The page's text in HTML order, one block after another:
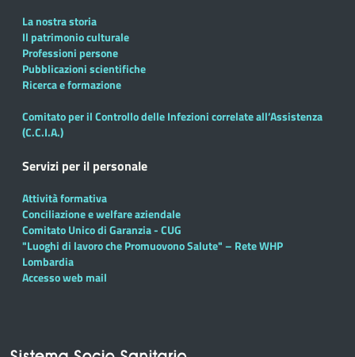
La nostra storia
Il patrimonio culturale
Professioni persone
Pubblicazioni scientifiche
Ricerca e formazione
Comitato per il Controllo delle Infezioni correlate all’Assistenza
(C.C.I.A.)
Servizi per il personale
Attività formativa
Conciliazione e welfare aziendale
Comitato Unico di Garanzia - CUG
"Luoghi di lavoro che Promuovono Salute" – Rete WHP
Lombardia
Accesso web mail